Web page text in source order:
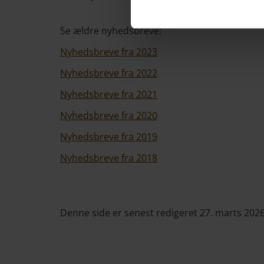
Se ældre nyhedsbreve:
Nyhedsbreve fra 2023
Nyhedsbreve fra 2022
Nyhedsbreve fra 2021
Nyhedsbreve fra 2020
Nyhedsbreve fra 2019
Nyhedsbreve fra 2018
Denne side er senest redigeret 27. marts